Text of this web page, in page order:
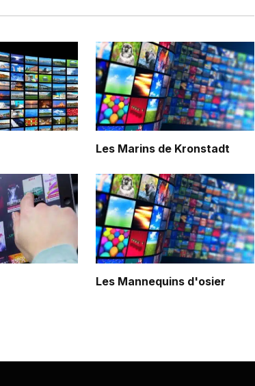
Les Marins de Kronstadt
Les Mannequins d'osier